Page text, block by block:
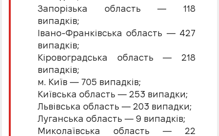
Запорізька область — 118
випадків;
Івано-Франківська область — 427
випадків;
Кіровоградська область — 218
випадків;
м. Київ — 705 випадків;
Київська область — 253 випадки;
Львівська область — 203 випадки;
Луганська область — 9 випадків;
Миколаївська область — 22